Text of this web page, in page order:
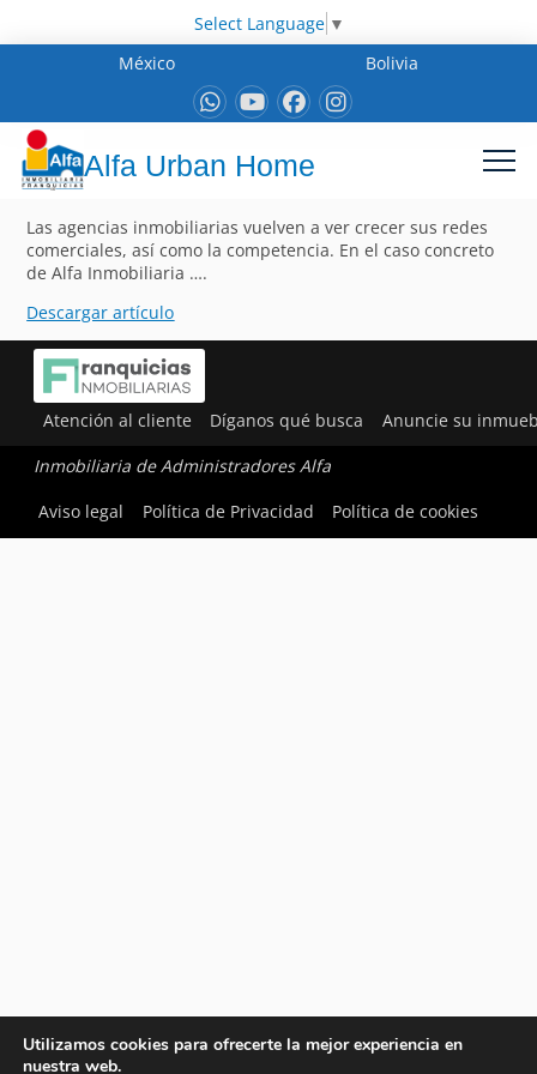
Select Language ▼
México
Bolivia
Alfa Urban Home
Las agencias inmobiliarias vuelven a ver crecer sus redes
comerciales, así como la competencia. En el caso concreto
de Alfa Inmobiliaria ….
Descargar artículo
Atención al cliente Díganos qué busca Anuncie su
Inmobiliaria de Administradores Alfa
Aviso legal
Política de Privacidad Política de cookies
Utilizamos cookies para ofrecerte la mejor experiencia en
nuestra web.